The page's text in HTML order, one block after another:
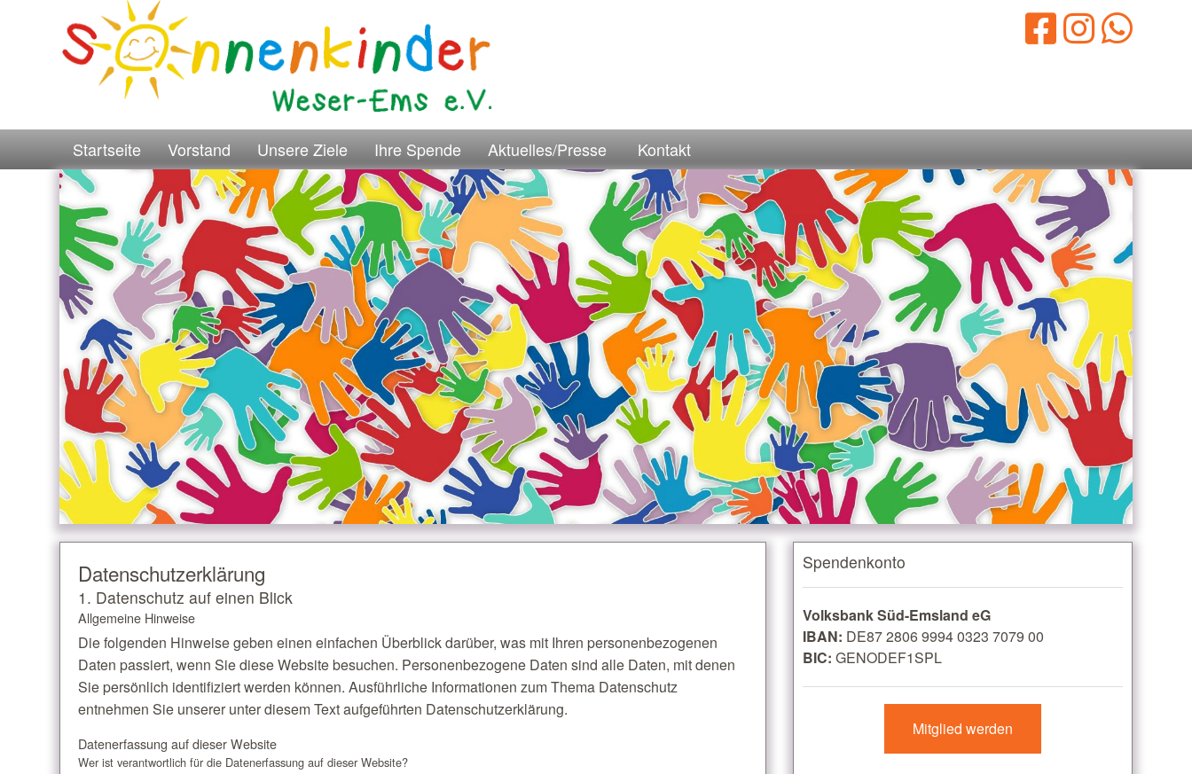
Startseite Vorstand Unsere Ziele Ihre Spende Aktuelles/Presse Kontakt
Datenschutz­erklärung
1. Datenschutz auf einen Blick
Allgemeine Hinweise
Die folgenden Hinweise geben einen einfachen Überblick darüber, was mit Ihren personenbezogenen
Daten passiert, wenn Sie diese Website besuchen. Personenbezogene Daten sind alle Daten, mit denen
Sie persönlich identifiziert werden können. Ausführliche Informationen zum Thema Datenschutz
entnehmen Sie unserer unter diesem Text aufgeführten Datenschutzerklärung.
Datenerfassung auf dieser Website
Wer ist verantwortlich für die Datenerfassung auf dieser Website?
Spendenkonto
Volksbank Süd-Emsland eG
IBAN: DE87 2806 9994 0323 7079 00
BIC: GENODEF1SPL
Mitglied werden